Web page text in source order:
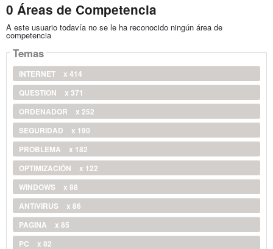
0 Áreas de Competencia
A este usuario todavía no se le ha reconocido ningún área de
competencia
Temas
INTERNET
x 414
QUESTION
x 371
ORDENADOR
x 252
SEGURIDAD
x 190
PROBLEMA
x 182
OPTIMIZACIÓN
x 122
WINDOWS
x 88
ANTIVIRUS
x 86
PAGINA
x 85
PC
x 82